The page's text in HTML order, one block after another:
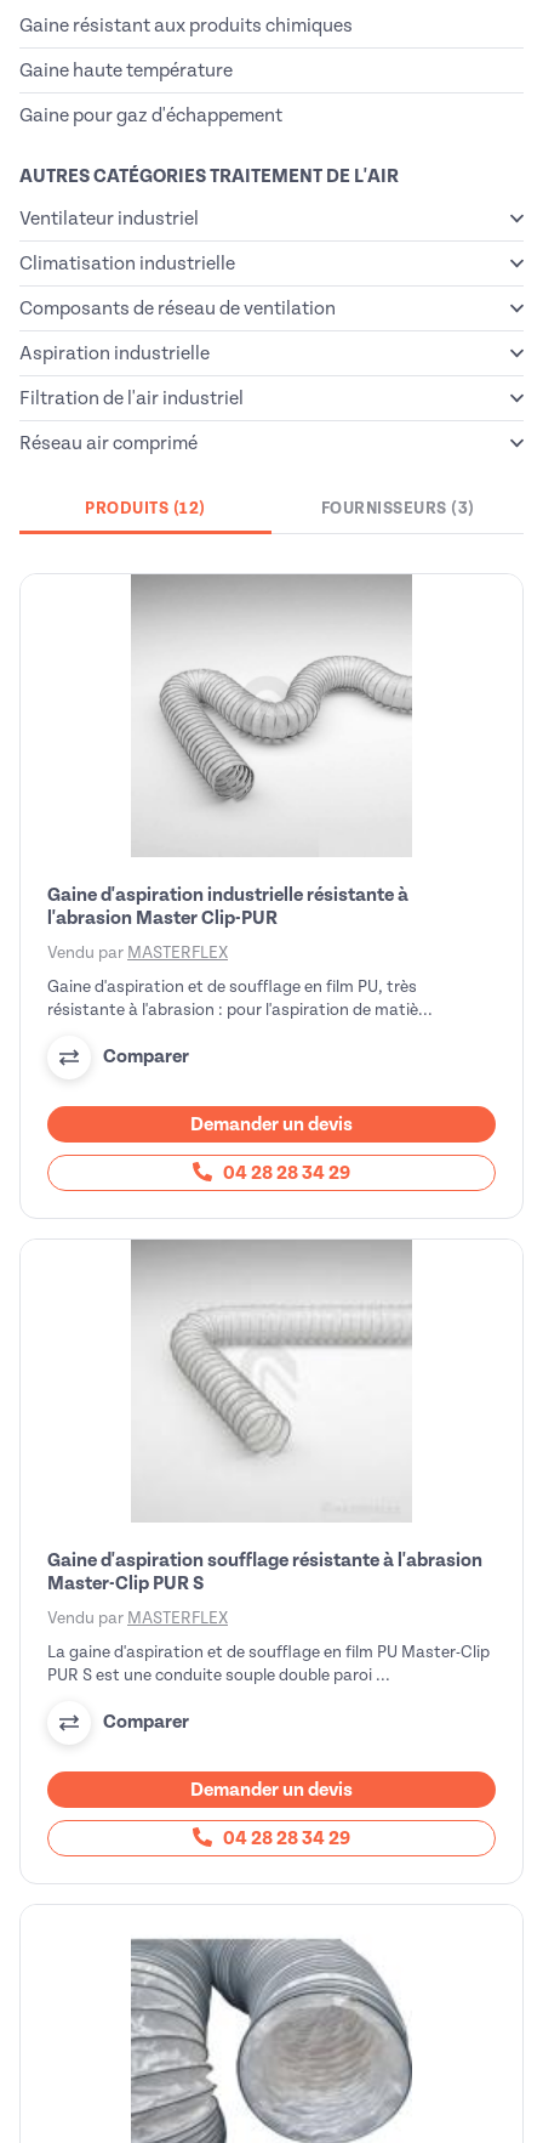
Gaine résistant aux produits chimiques
Gaine haute température
Gaine pour gaz d'échappement
AUTRES CATÉGORIES TRAITEMENT DE L'AIR
Ventilateur industriel
Climatisation industrielle
Composants de réseau de ventilation
Aspiration industrielle
Filtration de l'air industriel
Réseau air comprimé
PRODUITS (12) FOURNISSEURS (3)
Gaine d'aspiration industrielle résistante à
l'abrasion Master Clip-PUR
Vendu par MASTERFLEX
Gaine d'aspiration et de soufflage en film PU, très
résistante à l'abrasion : pour l'aspiration de matiè...
Comparer
Demander un devis
04 28 28 34 29
Gaine d'aspiration soufflage résistante à l'abrasion
Master-Clip PUR S
Vendu par MASTERFLEX
La gaine d'aspiration et de soufflage en film PU Master-Clip
PUR S est une conduite souple double paroi ...
Comparer
Demander un devis
04 28 28 34 29